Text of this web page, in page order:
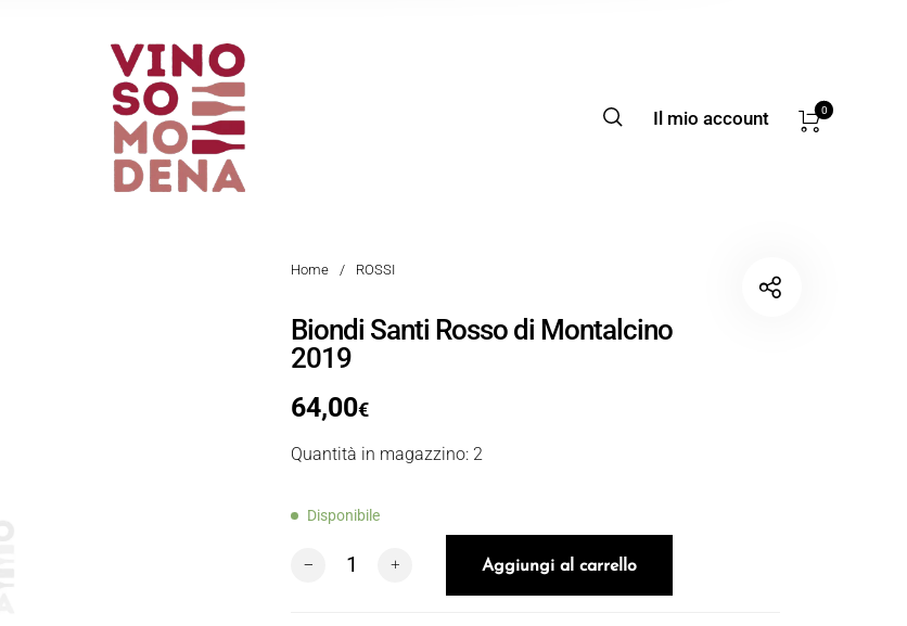
Il mio account 0
Home / ROSSI
Biondi Santi Rosso di Montalcino
2019
64,00€
Quantità in magazzino: 2
Disponibile
Biondi Santi Rosso di Montalcino 2019 quantità
Aggiungi al carrello